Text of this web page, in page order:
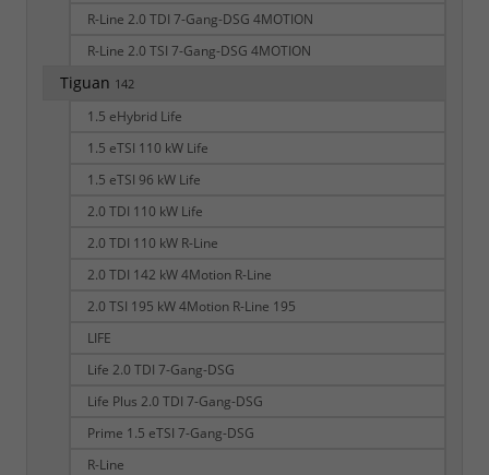
R-Line 2.0 TDI 7-Gang-DSG 4MOTION
R-Line 2.0 TSI 7-Gang-DSG 4MOTION
Tiguan 142
1.5 eHybrid Life
1.5 eTSI 110 kW Life
1.5 eTSI 96 kW Life
2.0 TDI 110 kW Life
2.0 TDI 110 kW R-Line
2.0 TDI 142 kW 4Motion R-Line
2.0 TSI 195 kW 4Motion R-Line 195
LIFE
Life 2.0 TDI 7-Gang-DSG
Life Plus 2.0 TDI 7-Gang-DSG
Prime 1.5 eTSI 7-Gang-DSG
R-Line